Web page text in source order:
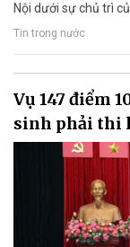
Nội dưới sự chủ trì
Tin trong nước
Vụ 147 điểm
sinh phải thi